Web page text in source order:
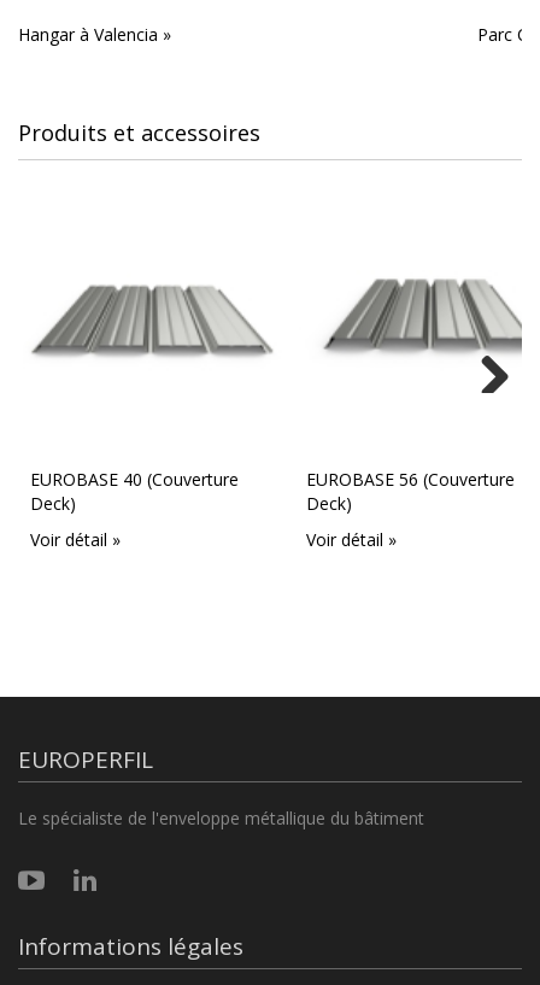
Hangar à Valencia » Parc
Produits et accessoires
EUROBASE 40 (Couverture
Deck)
Voir détail »
EUROBASE 56 (Couverture
Deck)
Voir détail »
EUROPERFIL
Le spécialiste de l'enveloppe métallique du bâtiment
Informations légales